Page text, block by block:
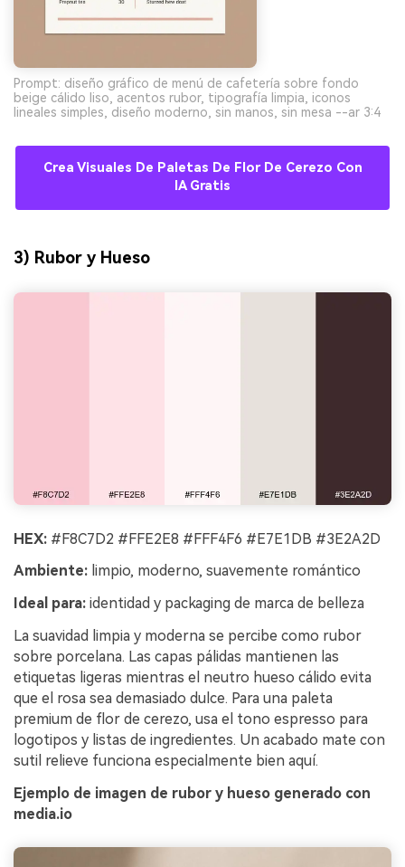
Prompt: diseño gráfico de menú de cafetería sobre fondo
beige cálido liso, acentos rubor, tipografía limpia, iconos
lineales simples, diseño moderno, sin manos, sin mesa --ar 3:4
Crea Visuales De Paletas De Flor De Cerezo Con
IA Gratis
3) Rubor y Hueso
HEX: #F8C7D2 #FFE2E8 #FFF4F6 #E7E1DB #3E2A2D
Ambiente: limpio, moderno, suavemente romántico
Ideal para: identidad y packaging de marca de belleza
La suavidad limpia y moderna se percibe como rubor
sobre porcelana. Las capas pálidas mantienen las
etiquetas ligeras mientras el neutro hueso cálido evita
que el rosa sea demasiado dulce. Para una paleta
premium de flor de cerezo, usa el tono espresso para
logotipos y listas de ingredientes. Un acabado mate con
sutil relieve funciona especialmente bien aquí.
Ejemplo de imagen de rubor y hueso generado con
media.io